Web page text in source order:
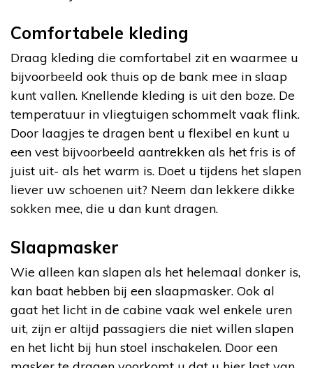
Comfortabele kleding
Draag kleding die comfortabel zit en waarmee u
bijvoorbeeld ook thuis op de bank mee in slaap
kunt vallen. Knellende kleding is uit den boze. De
temperatuur in vliegtuigen schommelt vaak flink.
Door laagjes te dragen bent u flexibel en kunt u
een vest bijvoorbeeld aantrekken als het fris is of
juist uit- als het warm is. Doet u tijdens het slapen
liever uw schoenen uit? Neem dan lekkere dikke
sokken mee, die u dan kunt dragen.
Slaapmasker
Wie alleen kan slapen als het helemaal donker is,
kan baat hebben bij een slaapmasker. Ook al
gaat het licht in de cabine vaak wel enkele uren
uit, zijn er altijd passagiers die niet willen slapen
en het licht bij hun stoel inschakelen. Door een